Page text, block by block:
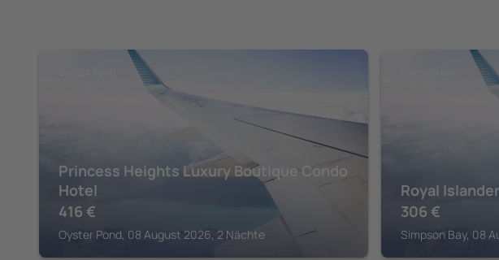
Princess Heights Luxury Boutique Condo
Hotel
416 €
Oyster Pond, 08 August 2026, 2 Nächte
Royal
306 €
Simpson Bay, 08